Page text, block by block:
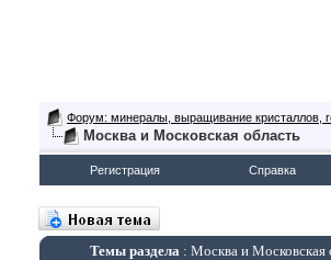
Форум: минералы, выращивание кристаллов,
Москва и Московская область
Регистрация Справка
Темы раздела : Москва и Московская